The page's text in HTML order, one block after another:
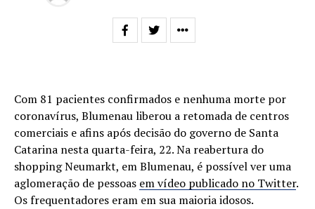
Com 81 pacientes confirmados e nenhuma morte por
coronavírus, Blumenau liberou a retomada de centros
comerciais e afins após decisão do governo de Santa
Catarina nesta quarta-feira, 22. Na reabertura do
shopping Neumarkt, em Blumenau, é possível ver uma
aglomeração de pessoas em vídeo publicado no Twitter.
Os frequentadores eram em sua maioria idosos.